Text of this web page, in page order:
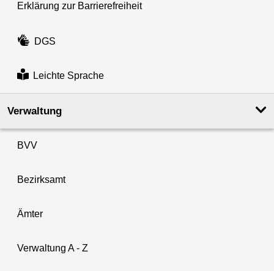
Erklärung zur Barrierefreiheit
DGS
Leichte Sprache
Verwaltung
BVV
Bezirksamt
Ämter
Verwaltung A - Z